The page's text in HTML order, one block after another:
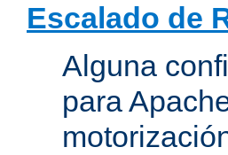
Escalado de
Alguna
para